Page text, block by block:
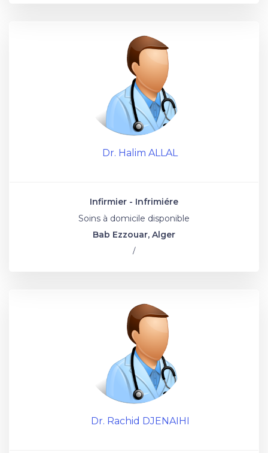
Dr. Halim ALLAL
Infirmier - Infrimiére
Soins à domicile disponible
Bab Ezzouar, Alger
/
Dr. Rachid DJENAIHI